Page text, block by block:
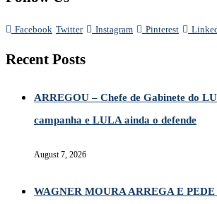
Facebook Twitter Instagram Pinterest
Recent Posts
ARREGOU – Chefe de Gabinete do
campanha e LULA ainda o defende
August 7, 2026
WAGNER MOURA ARREGA E